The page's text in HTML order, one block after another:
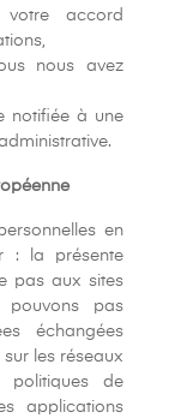
accord
nous avez
notifiée à une
en
: la présente
pas aux sites
pas
échangées
les réseaux
de
applications